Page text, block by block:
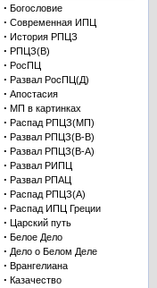
· Богословие
· Современная ИПЦ
· История РПЦЗ
· РПЦЗ(В)
· РосПЦ
· Развал РосПЦ(Д)
· Апостасия
· МП в картинках
· Распад РПЦЗ(МП)
· Развал РПЦЗ(В-В)
· Развал РПЦЗ(В-А)
· Развал РИПЦ
· Развал РПАЦ
· Распад РПЦЗ(А)
· Распад ИПЦ Греции
· Царский путь
· Белое Дело
· Дело о Белом Деле
· Врангелиана
· Казачество